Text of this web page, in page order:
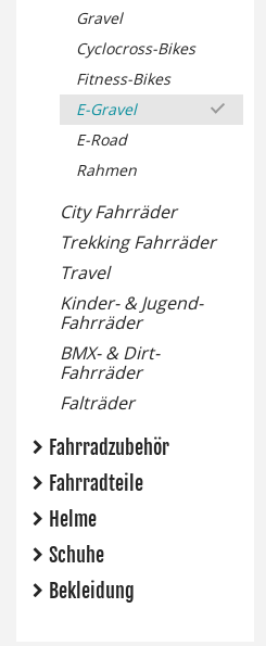
Gravel
Cyclocross-Bikes
Fitness-Bikes
E-Gravel
E-Road
Rahmen
City Fahrräder
Trekking Fahrräder
Travel
Kinder- & Jugend-
Fahrräder
BMX- & Dirt-
Fahrräder
Falträder
Fahrradzubehör
Fahrradteile
Helme
Schuhe
Bekleidung